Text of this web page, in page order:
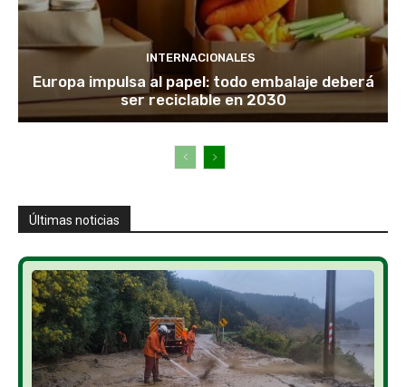
INTERNACIONALES
Europa impulsa al papel: todo embalaje deberá
ser reciclable en 2030
Últimas noticias